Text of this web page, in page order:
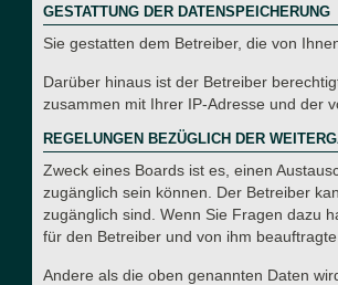
GESTATTUNG DER DATENSPEICHERUNG
Sie gestatten dem Betreiber, die von
Darüber hinaus ist der Betreiber
zusammen mit Ihrer IP-Adresse und der
REGELUNGEN BEZÜGLICH DER
Zweck eines Boards ist es, einen
zugänglich sein können. Der Betreiber
zugänglich sind. Wenn Sie Fragen dazu
für den Betreiber und von ihm
Andere als die oben genannten Daten